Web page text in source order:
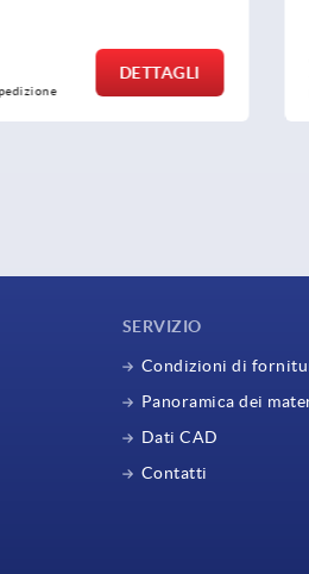
spedizione
DETTAGLI
SERVIZIO
Condizioni di
Panoramica dei
Dati CAD
Contatti